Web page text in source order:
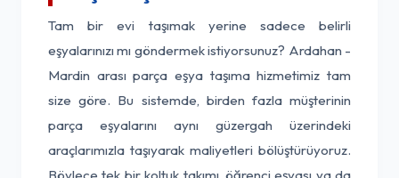
Tam bir evi taşımak yerine sadece belirli
eşyalarınızı mı göndermek istiyorsunuz? Ardahan -
Mardin arası parça eşya taşıma hizmetimiz tam
size göre. Bu sistemde, birden fazla müşterinin
parça eşyalarını aynı güzergah üzerindeki
araçlarımızla taşıyarak maliyetleri bölüştürüyoruz.